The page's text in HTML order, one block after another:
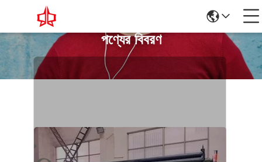
পণ্যের বিবরণ